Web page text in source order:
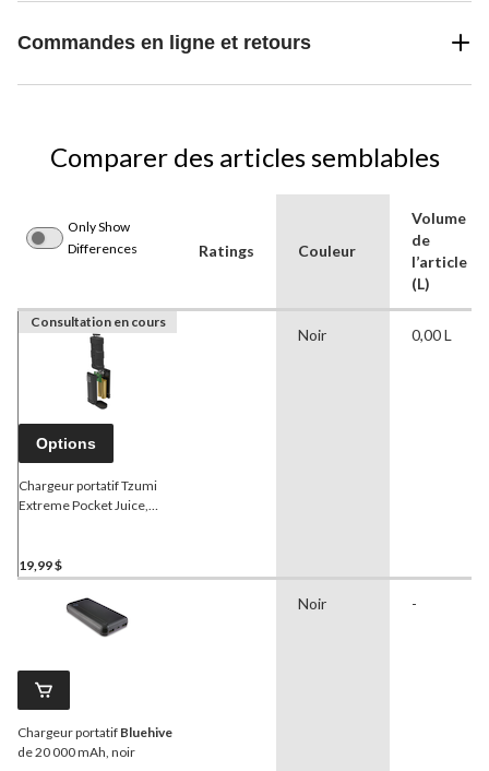
Commandes en ligne et retours
Comparer des articles semblables
Only Show
Differences
Ratings Couleur
Volume
de
l’article
(L)
Consultation en cours
Options
Chargeur portatif Tzumi
Extreme Pocket Juice,
19,99 $
Noir 0,00 L
Chargeur portatif Bluehive
de 20 000 mAh, noir
Noir -